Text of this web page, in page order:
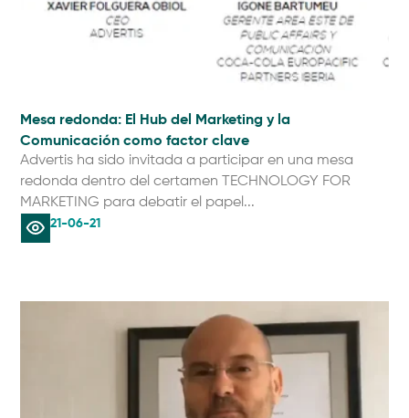
Mesa redonda: El Hub del Marketing y la
Comunicación como factor clave
Advertis ha sido invitada a participar en una mesa
redonda dentro del certamen TECHNOLOGY FOR
MARKETING para debatir el papel...
21-06-21